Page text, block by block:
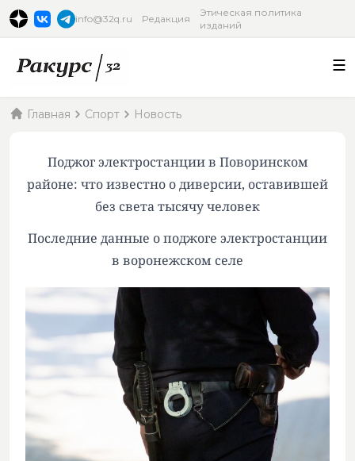
info@32q.ru Редакция
Этическая политика
изданий
Главная Спорт Новость
Поджог электростанции в Поворинском
районе: что известно о диверсии, оставившей
без света тысячу человек
Последние данные о поджоге электростанции
в воронежском селе